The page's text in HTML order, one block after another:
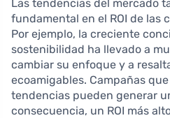
Las tendencias del mercado
fundamental en el ROI de las
Por ejemplo, la creciente
sostenibilidad ha llevado a
cambiar su enfoque y a
ecoamigables. Campañas
tendencias pueden generar
consecuencia, un ROI más